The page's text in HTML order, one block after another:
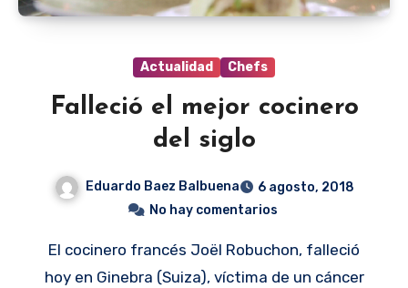
Actualidad Chefs
Falleció el mejor cocinero
del siglo
Eduardo Baez Balbuena
6 agosto, 2018
No hay comentarios
El cocinero francés Joël Robuchon, falleció
hoy en Ginebra (Suiza), víctima de un cáncer